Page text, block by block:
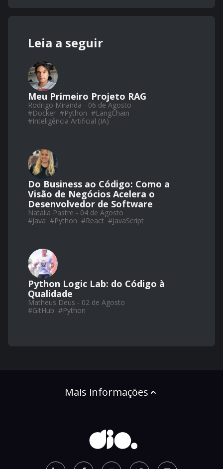
Leia a seguir
Meu Primeiro Projeto RAG
Rodrigo Miranda - 06 de Agosto
#Docker #Python #LangChain
#Inteligência Artificial (IA)
Do Business ao Código: Como a
Visão de Negócios Acelera o
Desenvolvedor de Software
Natalia Pastre - 04 de Agosto
#Java #Python #React #JavaScript
Python Logic Lab: do Código à
Qualidade
Matheus Deus - 02 de Agosto
#GitHub #Python
Mais informações